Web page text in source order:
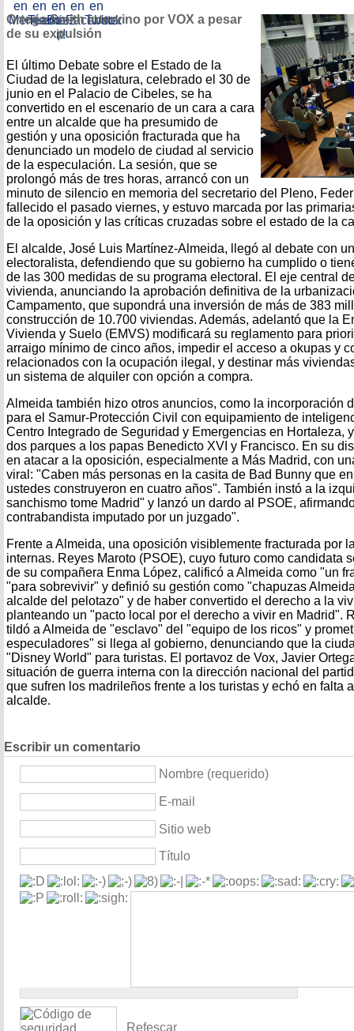
Ortega Smith intervino por VOX a pesar
de su expulsión
El último Debate sobre el Estado de la
Ciudad de la legislatura, celebrado el 30 de
junio en el Palacio de Cibeles, se ha
convertido en el escenario de un cara a cara
entre un alcalde que ha presumido de
gestión y una oposición fracturada que ha
denunciado un modelo de ciudad al servicio
de la especulación. La sesión, que se
prolongó más de tres horas, arrancó con un
minuto de silencio en memoria del secretario del Pleno,
fallecido el pasado viernes, y estuvo marcada por las
de la oposición y las críticas cruzadas sobre el estado de la
El alcalde, José Luis Martínez-Almeida, llegó al debate con
electoralista, defendiendo que su gobierno ha cumplido o
de las 300 medidas de su programa electoral. El eje central
vivienda, anunciando la aprobación definitiva de la
Campamento, que supondrá una inversión de más de 383
construcción de 10.700 viviendas. Además, adelantó que la
Vivienda y Suelo (EMVS) modificará su reglamento para
arraigo mínimo de cinco años, impedir el acceso a okupas y
relacionados con la ocupación ilegal, y destinar más
un sistema de alquiler con opción a compra.
Almeida también hizo otros anuncios, como la incorporación
para el Samur-Protección Civil con equipamiento de
Centro Integrado de Seguridad y Emergencias en Hortaleza,
dos parques a los papas Benedicto XVI y Francisco. En su
en atacar a la oposición, especialmente a Más Madrid, con
viral: "Caben más personas en la casita de Bad Bunny que
ustedes construyeron en cuatro años". También instó a la
sanchismo tome Madrid" y lanzó un dardo al PSOE,
contrabandista imputado por un juzgado".
Frente a Almeida, una oposición visiblemente fracturada por
internas. Reyes Maroto (PSOE), cuyo futuro como candidata
de su compañera Enma López, calificó a Almeida como "un
"para sobrevivir" y definió su gestión como "chapuzas
alcalde del pelotazo" y de haber convertido el derecho a la
planteando un "pacto local por el derecho a vivir en Madrid".
tildó a Almeida de "esclavo" del "equipo de los ricos" y
especuladores" si llega al gobierno, denunciando que la
"Disney World" para turistas. El portavoz de Vox, Javier
situación de guerra interna con la dirección nacional del
que sufren los madrileños frente a los turistas y echó en falta
alcalde.
Escribir un comentario
Nombre (requerido)
E-mail
Sitio web
Título
Refescar